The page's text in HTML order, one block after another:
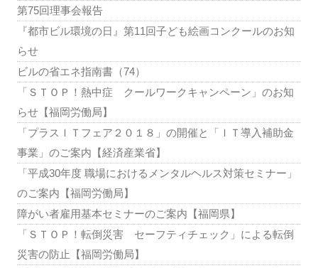
第75回理事会報告
『都市ビル環境の日』第11回子ども絵画コンクールのお知
らせ
ビルの省エネ指南書（74）
「ＳＴＯＰ！熱中症 クールワークキャンペーン」のお知
らせ【福岡労働局】
「プラスＩＴフェア２０１８」の開催と「ＩＴ導入補助金
事業」のご案内【経済産業省】
「平成30年度 職場におけるメンタルヘルス対策セミナー」
のご案内【福岡労働局】
障がい者雇用基本セミナーのご案内【福岡県】
「ＳＴＯＰ！転倒災害 セーフティチェック」による転倒
災害の防止【福岡労働局】